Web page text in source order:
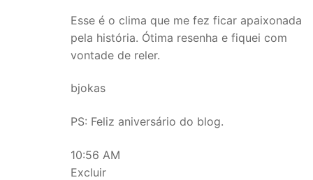
Esse é o clima que me fez ficar apaixonada
pela história. Ótima resenha e fiquei com
vontade de reler.
bjokas
PS: Feliz aniversário do blog.
10:56 AM
Excluir